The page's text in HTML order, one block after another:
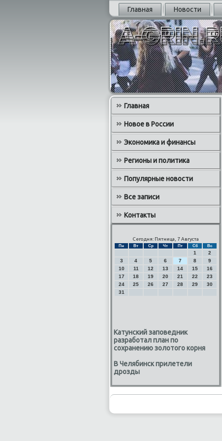
Главная Новости
Главная
Новое в России
Экономика и финансы
Регионы и политика
Популярные новости
Все записи
Контакты
Сегодня: Пятница, 7 Августа
Пн Вт Ср Чт Пт Сб Вс
1
2
3
4 5 6 7 8
9
10
11 12 13 14 15
16
17
18 19 20 21 22
23
24
25 26 27 28 29
30
31
Катунский заповедник
разработал план по
сохранению золотого корня
В Челябинск прилетели
дрозды